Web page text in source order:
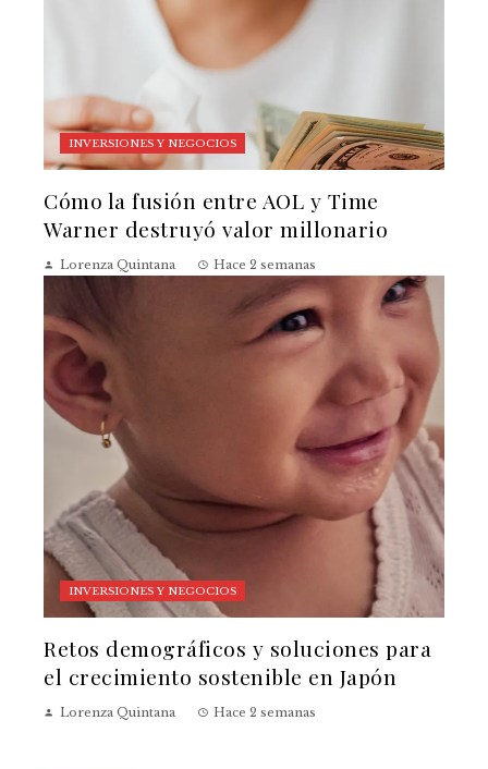
INVERSIONES Y NEGOCIOS
Cómo la fusión entre AOL y Time
Warner destruyó valor millonario
Lorenza Quintana Hace 2 semanas
INVERSIONES Y NEGOCIOS
Retos demográficos y soluciones para
el crecimiento sostenible en Japón
Lorenza Quintana Hace 2 semanas